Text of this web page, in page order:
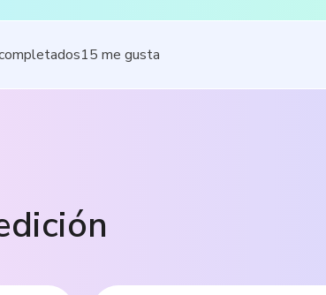
15 me gusta